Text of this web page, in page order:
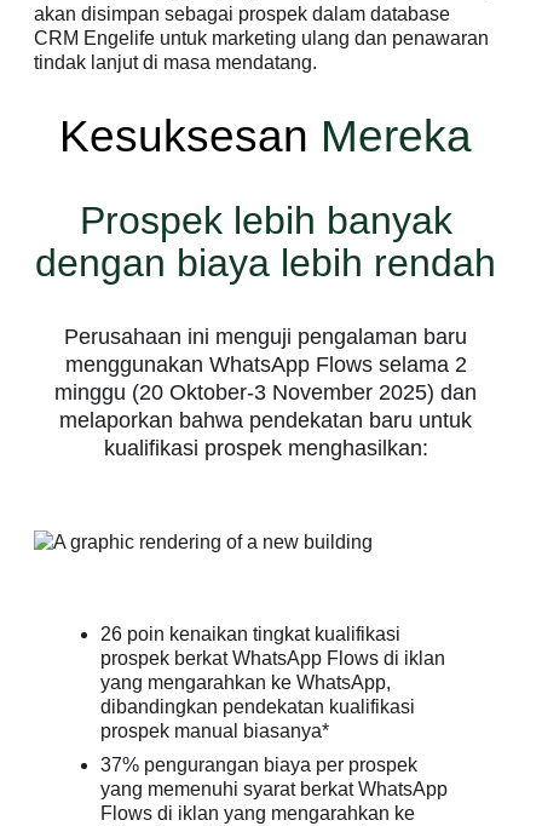
akan disimpan sebagai prospek dalam database
CRM Engelife untuk marketing ulang dan penawaran
tindak lanjut di masa mendatang.
Kesuksesan Mereka
Prospek lebih banyak
dengan biaya lebih rendah
Perusahaan ini menguji pengalaman baru
menggunakan WhatsApp Flows selama 2
minggu (20 Oktober-3 November 2025) dan
melaporkan bahwa pendekatan baru untuk
kualifikasi prospek menghasilkan:
26 poin kenaikan tingkat kualifikasi
prospek berkat WhatsApp Flows di iklan
yang mengarahkan ke WhatsApp,
dibandingkan pendekatan kualifikasi
prospek manual biasanya*
37% pengurangan biaya per prospek
yang memenuhi syarat berkat WhatsApp
Flows di iklan yang mengarahkan ke